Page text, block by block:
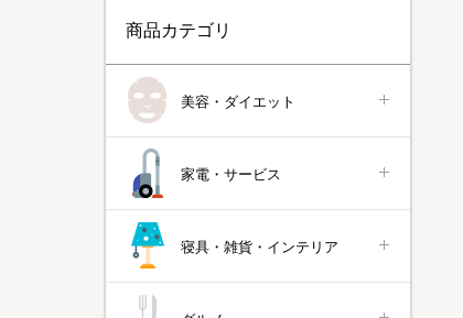
商品カテゴリ
美容・ダイエット
家電・サービス
寝具・雑貨・インテリア